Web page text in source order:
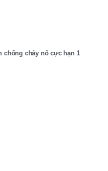
chống cháy nổ cực hạn 1